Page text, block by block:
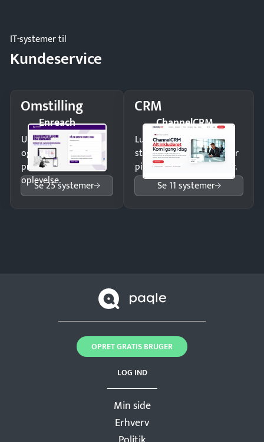
IT-systemer til
Kundeservice
Omstilling
Enreach
Undgå tabte opkald
og giv kunderne en
professionel
oplevelse.
Se 25 systemer
CRM
ChannelCRM
Luk flere salg med et
struktureret overblik over
pipeline og opfølgninger.
Se 11 systemer
Min side
Erhverv
LOG IND
OPRET GRATIS BRUGER